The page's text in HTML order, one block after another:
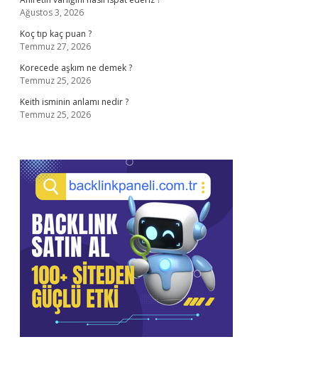
Ağustos 3, 2026
Koç tıp kaç puan ?
Temmuz 27, 2026
Korecede aşkım ne demek ?
Temmuz 25, 2026
Keith isminin anlamı nedir ?
Temmuz 25, 2026